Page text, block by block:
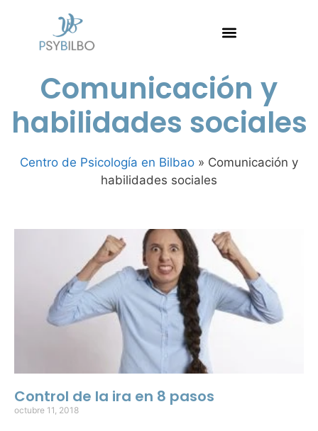
Comunicación y
habilidades sociales
Centro de Psicología en Bilbao » Comunicación y
habilidades sociales
Control de la ira en 8 pasos
octubre 11, 2018